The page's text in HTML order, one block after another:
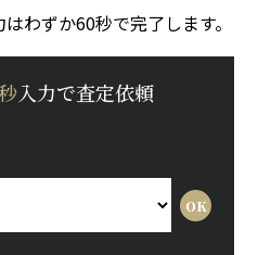
わずか60秒で完了します。
入力で査定依頼